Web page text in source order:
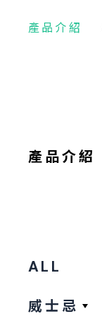
產品介紹
產品介紹
ALL
威士忌